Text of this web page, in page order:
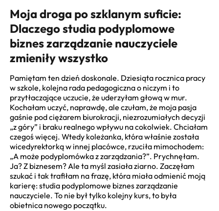
Moja droga po szklanym suficie:
Dlaczego studia podyplomowe
biznes zarządzanie nauczyciele
zmieniły wszystko
Pamiętam ten dzień doskonale. Dziesiąta rocznica pracy
w szkole, kolejna rada pedagogiczna o niczym i to
przytłaczające uczucie, że uderzyłam głową w mur.
Kochałam uczyć, naprawdę, ale czułam, że moja pasja
gaśnie pod ciężarem biurokracji, niezrozumiałych decyzji
„z góry” i braku realnego wpływu na cokolwiek. Chciałam
czegoś więcej. Wtedy koleżanka, która właśnie została
wicedyrektorką w innej placówce, rzuciła mimochodem:
„A może podyplomówka z zarządzania?”. Prychnęłam.
Ja? Z biznesem? Ale ta myśl zasiała ziarno. Zaczęłam
szukać i tak trafiłam na frazę, która miała odmienić moją
karierę: studia podyplomowe biznes zarządzanie
nauczyciele. To nie był tylko kolejny kurs, to była
obietnica nowego początku.